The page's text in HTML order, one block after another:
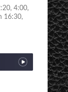
4:00,
16:30,